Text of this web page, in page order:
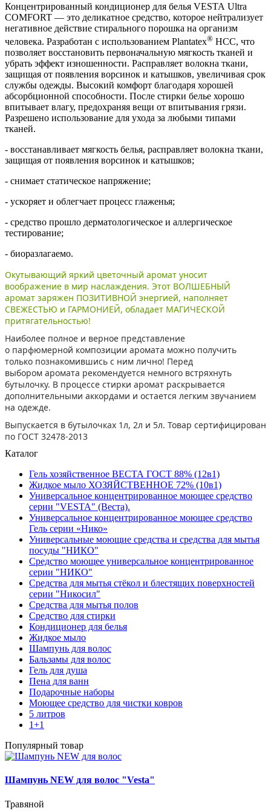
Концентрированный кондиционер для белья VESTA Ultra
COMFORT — это деликатное средство, которое нейтрализует
негативное действие стирального порошка на организм
человека. Разработан с использованием Plantatex® HCC, что
позволяет восстановить первоначальную мягкость тканей и
убрать эффект изношенности. Расправляет волокна ткани,
защищая от появления ворсинок и катышков, увеличивая срок
службы одежды. Высокий комфорт благодаря хорошей
абсорбционной способности. После стирки белье хорошо
впитывает влагу, предохраняя вещи от впитывания грязи.
Разрешено использование для ухода за любыми типами
тканей.
- восстанавливает мягкость белья, расправляет волокна ткани,
защищая от появления ворсинок и катышков;
- снимает статическое напряжение;
- ускоряет и облегчает процесс глаженья;
- средство прошло дерматологическое и аллергическое
тестирование;
- биоразлагаемо.
Окутывающий яркий цветочный аромат уносит
воображение в мир наслаждения. Этот ВОЛШЕБНЫЙ
аромат заряжен ПОЗИТИВНОЙ энергией, наполняет
СВЕЖЕСТЬЮ и ГАРМОНИЕЙ, обладает МАГИЧЕСКОЙ
притягательностью!
Наиболее полное и верное представление
о парфюмерной композиции аромата можно получить
только познакомившись с ним лично! Перед
выбором аромата рекомендуется немного встряхнуть
бутылочку. В процессе стирки аромат раскрывается
дополнительными аккордами и остается легким звучанием
на одежде.
Выпускается в бутылочках 1л, 2л и 5л. Товар сертифицирован
по ГОСТ 32478-2013
Каталог
Гель хозяйственное ВЕСТА ГОСТ 88% (12в1)
Жидкое мыло ХОЗЯЙСТВЕННОЕ 72% (10в1)
Универсальное концентрированное моющее средство
серии "VESTA" (Веста).
Универсальное концентрированное моющее средство
Гель серии «Нико»
Универсальные моющие средства и средства для мытья
посуды "НИКО"
Средство моющее универсальное концентрированное
серии "НИКО"
Средства для мытья стёкол и блестящих поверхностей
серии "Никосил"
Средства для мытья полов
Средство для стирки
Кондиционер для белья
Жидкое мыло
Шампунь для волос
Бальзамы для волос
Гель для душа
Пена для ванн
Подарочные наборы
Моющее средство для чистки ковров
5 литров
1+1
Популярный товар
Шампунь NEW для волос "Vesta"
Травяной